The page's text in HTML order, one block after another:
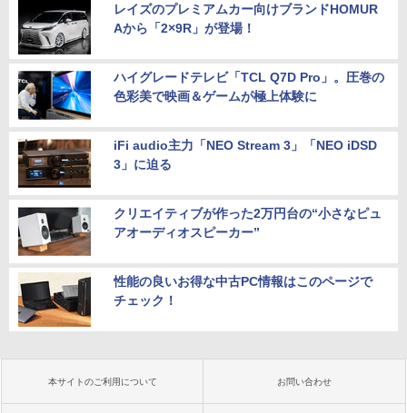
レイズのプレミアムカー向けブランドHOMUR
Aから「2×9R」が登場！
ハイグレードテレビ「TCL Q7D Pro」。圧巻の
色彩美で映画＆ゲームが極上体験に
iFi audio主力「NEO Stream 3」「NEO iDSD
3」に迫る
クリエイティブが作った2万円台の“小さなピュ
アオーディオスピーカー”
性能の良いお得な中古PC情報はこのページで
チェック！
本サイトのご利用について お問い合わせ